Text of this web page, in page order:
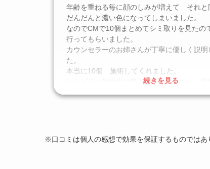
年齢を重ねる毎に顔のしみが増えて それと
だんだんと濃い色になってしまいました。
なのでCMで10個まとめてシミ取りを見た
行ってもらいました。
カウンセラーのお姉さんが丁寧に優しく説明
た。
本当に10個 施術してくれました。
ピリピリと施術中は痛みがありましたが 我
1週間くらい経つのですが 少しずつかさぶ
湘南美容クリニック 宇都宮院
続きを見る
※口コミは個人の感想で効果を保証するものではあ